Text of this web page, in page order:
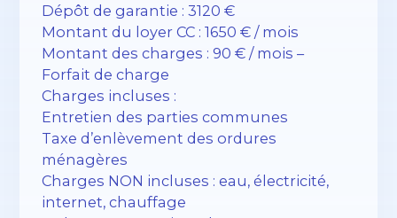
Dépôt de garantie : 3120 €
Montant du loyer CC : 1650 € / mois
Montant des charges : 90 € / mois –
Forfait de charge
Charges incluses :
Entretien des parties communes
Taxe d’enlèvement des ordures
ménagères
Charges NON incluses : eau, électricité,
internet, chauffage